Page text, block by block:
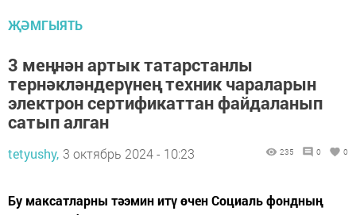
ҖӘМГЫЯТЬ
3 меңнән артык татарстанлы
тернәкләндерүнең техник чараларын
электрон сертификаттан файдаланып
сатып алган
tetyushy, 3 октябрь 2024 - 10:23 235 0 0
Бу максатларны тәэмин итү өчен Социаль фондның